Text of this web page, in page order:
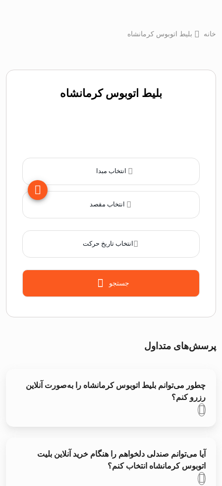
خانه بلیط اتوبوس کرمانشاه
بلیط اتوبوس کرمانشاه
انتخاب تاریخ حرکت
جستجو
پرسش‌های متداول
چطور می‌توانم بلیط اتوبوس کرمانشاه را به‌صورت آنلاین
رزرو کنم؟
آیا می‌توانم صندلی دلخواهم را هنگام خرید آنلاین بلیت
اتوبوس کرمانشاه انتخاب کنم؟